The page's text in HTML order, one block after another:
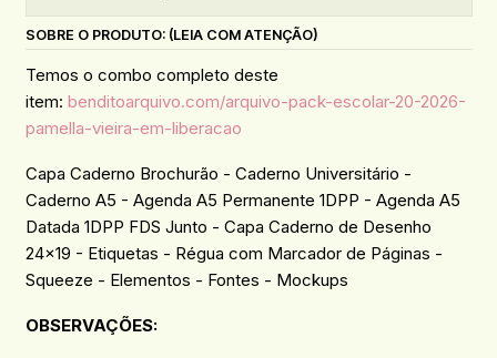
SOBRE O PRODUTO: (LEIA COM ATENÇÃO)
Temos o combo completo deste
item: benditoarquivo.com/arquivo-pack-escolar-20-2026-
pamella-vieira-em-liberacao
Capa Caderno Brochurão - Caderno Universitário -
Caderno A5 - Agenda A5 Permanente 1DPP - Agenda A5
Datada 1DPP FDS Junto - Capa Caderno de Desenho
24x19 - Etiquetas - Régua com Marcador de Páginas -
Squeeze - Elementos - Fontes - Mockups
OBSERVAÇÕES: